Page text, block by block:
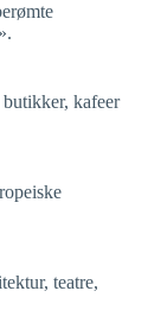
kafeer
teatre,